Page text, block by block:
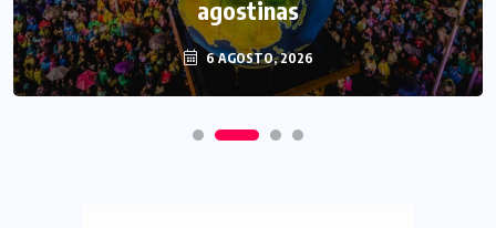
agostinas
6 AGOSTO, 2026